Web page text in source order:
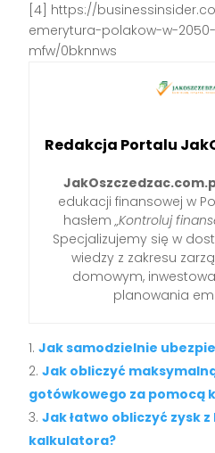
[4] https://
emerytura-polakow-w-
mfw/0bknnws
Redakcja Portalu
edukacji finansowej w
hasłem „Kontroluj
Specjalizujemy się w
wiedzy z zakresu
domowym,
planowania
Jak samodzielnie
Jak obliczyć
gotówkowego za pomocą
Jak łatwo obliczyć zysk
kalkulatora?